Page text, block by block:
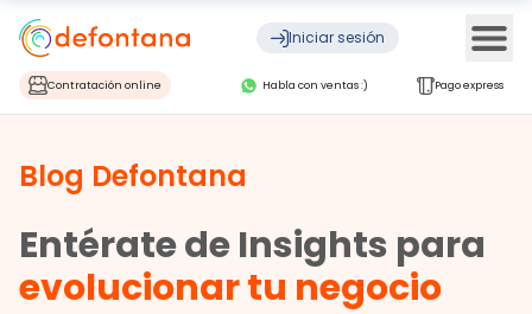
Iniciar sesión
Contratación online Habla con ventas :) Pago express
Blog Defontana
Entérate de Insights para
evolucionar tu negocio